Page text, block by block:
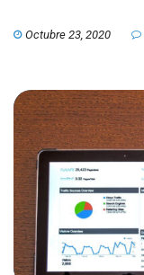
Octubre 23, 2020